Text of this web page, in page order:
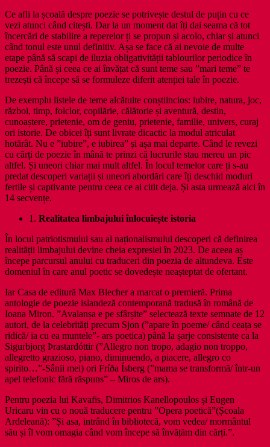
Ce afli la școală despre poezie se potrivește destul de puțin cu ce
vezi atunci când citești. Dar la un moment dat îți dai seama că tot
încercări de stabilire a reperelor ți se propun și acolo, chiar și atunci
când tonul este unul definitiv. Așa se face că ai nevoie de multe
etape până să scapi de iluzia obligativității tablourilor periodice în
poezie. Până și ceea ce ai învățat că sunt teme sau ”mari teme” te
trezești că începe să se formuleze diferit atenției tale în poezie.
De exemplu listele de teme alcătuite conștiincios: iubire, natura, joc,
război, timp, folclor, copilărie, călătorie și aventură, destin,
cunoaștere, prietenie, om de geniu, prietenie, familie, univers, curaj
ori istorie. De obicei îți sunt livrate dicactic la modul atriculat
hotărât. Nu e ”iubire”, e iubirea” și așa mai departe. Când le revezi
cu cărți de poezie în mână te prinzi că lucrurile stau mereu un pic
altfel. Și uneori chiar mai mult altfel. În locul temelor care ți s-au
predat descoperi variații și uneori abordări care îți deschid moduri
fertile și captivante pentru ceea ce ai citit deja. Și asta urmează aici în
14 secvențe.
1. Realitatea limbajului înlocuiește istoria
În locul patriotismului sau al naționalismului descoperi că definirea
realității limbajului devine cheia expresiei în 2023. De aceea aș
începe parcursul anului cu traduceri din poezia de altundeva. Este
domeniul în care anul poetic se dovedește neașteptat de ofertant.
Iar Casa de editură Max Blecher a marcat o premieră. Prima
antologie de poezie islandeză contemporană tradusă în română de
Ioana Miron. ”Avalanșa e pe sfârșite” selectează texte semnate de 12
autori, de la celebrități precum Sjon (”apare în poeme/ când ceața se
ridică/ ia cu ea muntele”- ars poetica) până la șarje consistente ca la
Sigurbjorg Þrastardóttir (”Allegro non tropo, adagio non troppo,
allegretto grazioso, piano, diminuendo, a piacere, allegro co
spirito…”-Sânii mei) ori Fríða Ísberg (”mama se transformă/ într-un
apel telefonic fără răspuns” – Miros de ars).
Pentru poezia lui Kavafis, Dimitrios Kanellopoulos și Eugen
Uricaru vin cu o nouă traducere pentru ”Opera poetică”(Școala
Ardeleană): ”Și asa, intrând în bibliotecă, vom vedea/ mormântul
său și îl vom omagia când vom începe să învățăm din cărți.”.